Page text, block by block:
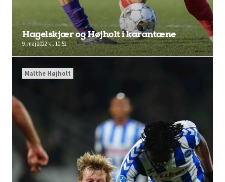
Hagelskjær og Højholt i karantæne
9. maj 2022 kl. 10:52
Malthe Højholt